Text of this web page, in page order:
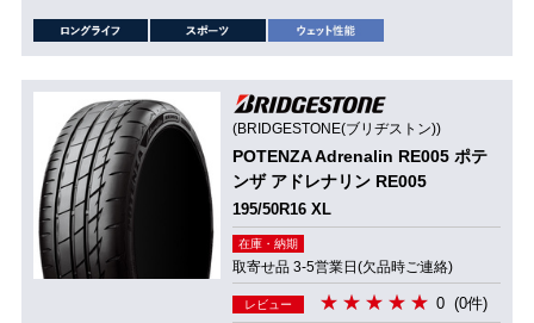
(BRIDGESTONE(ブリヂストン))
POTENZA Adrenalin RE005 ポテ
ンザ アドレナリン RE005
195/50R16 XL
在庫・納期
取寄せ品 3-5営業日(欠品時ご連絡)
レビュー 0 (0件)